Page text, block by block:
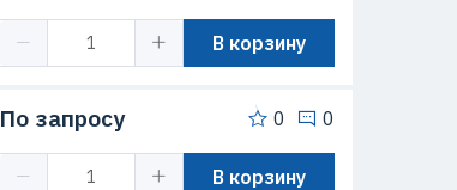
В корзину
По запросу 0 0
В корзину